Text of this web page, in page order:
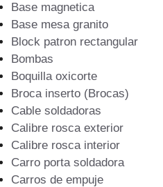
Base magnetica
Base mesa granito
Block patron rectangular
Bombas
Boquilla oxicorte
Broca inserto (Brocas)
Cable soldadoras
Calibre rosca exterior
Calibre rosca interior
Carro porta soldadora
Carros de empuje